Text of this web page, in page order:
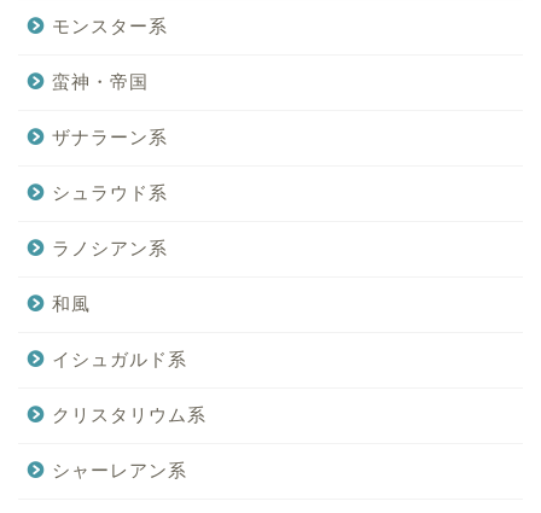
モンスター系
蛮神・帝国
ザナラーン系
シュラウド系
ラノシアン系
和風
イシュガルド系
クリスタリウム系
シャーレアン系